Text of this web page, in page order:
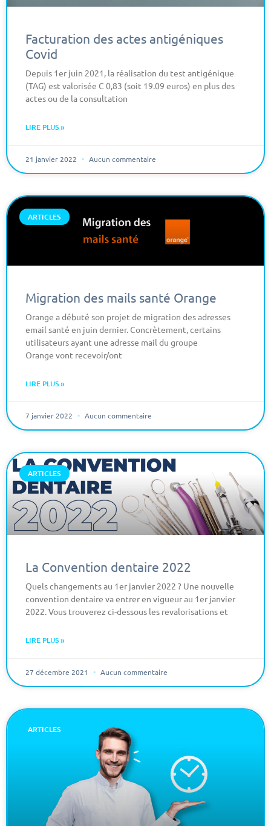
Facturation des actes antigéniques
Covid
Depuis 1er juin 2021, la réalisation du test antigénique
(TAG) est valorisée C 0,83 (soit 19.09 euros) en plus des
actes ou de la consultation
LIRE PLUS »
21 janvier 2022 Aucun commentaire
ARTICLES
Migration des mails santé Orange
Orange a débuté son projet de migration des adresses
email santé en juin dernier. Concrètement, certains
utilisateurs ayant une adresse mail du groupe
Orange vont recevoir/ont
LIRE PLUS »
7 janvier 2022 Aucun commentaire
ARTICLES
La Convention dentaire 2022
Quels changements au 1er janvier 2022 ? Une nouvelle
convention dentaire va entrer en vigueur au 1er janvier
2022. Vous trouverez ci-dessous les revalorisations et
LIRE PLUS »
27 décembre 2021 Aucun commentaire
ARTICLES